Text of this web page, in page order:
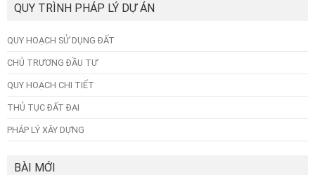
QUY TRÌNH PHÁP LÝ DỰ ÁN
QUY HOẠCH SỬ DỤNG ĐẤT
CHỦ TRƯƠNG ĐẦU TƯ
QUY HOẠCH CHI TIẾT
THỦ TỤC ĐẤT ĐAI
PHÁP LÝ XÂY DỰNG
BÀI MỚI